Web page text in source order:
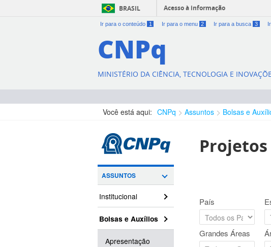
BRASIL Acesso à informação
Ir para o conteúdo 1 Ir para o menu 2 Ir para a busca 3
CNPq
MINISTÉRIO DA CIÊNCIA, TECNOLOGIA E
Você está aqui: CNPq Assuntos Bolsas e
ASSUNTOS
Institucional
Bolsas e Auxílios
Apresentação
Projetos
País
Grandes Áreas